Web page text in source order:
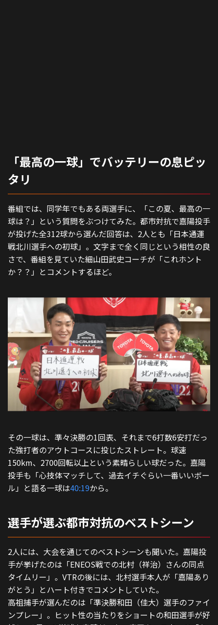
「最高の一球」でバッテリーの息ピッ
タリ
番組では、同学年でもある両選手に、「この夏、最高の一
球は？」という質問をぶつけてみた。都市対抗で嘉陽投手
が投げた全312球から選んだ回答は、2人とも「日本通運
戦北川選手への初球」。文字まで全く同じという相性の良
さで、番組を見ていた細山田武史コーチが「これホント
か？？」とコメントするほど。
その一球は、準々決勝の1回表、それまで6打数6安打だっ
た強打者のアウトコースに投じたストレート。球速
150km、2700回転以上という素晴らしい球だった。嘉陽
投手も「心技体マッチして、過去イチぐらい一番いいボー
ル」と語る一球は40:19から。
選手が選ぶ都市対抗のベストシーン
2人には、大会を通じてのベストシーンも聞いた。嘉陽投
手が挙げたのは「ENEOS戦での北村（祥治）さんの同点
タイムリー」。VTRの後には、北村選手本人が「嘉陽あり
がとう」とハート付きでコメントしていた。
高祖捕手が選んだのは「準決勝和田（佳大）選手のファイ
ンプレー」。ヒット性の当たりをショートの和田選手が好